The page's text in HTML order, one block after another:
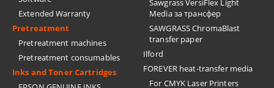
Extended Warranty
Pretreatment
Pretreatment machines
Pretreatment consumables
Inks and Toner Cartridges
Sawgrass VersiFlex Light
Media за трансфер
SAWGRASS ChromaBlast
transfer paper
Ilford
FOREVER heat-transfer media
For CMYK Laser Printers